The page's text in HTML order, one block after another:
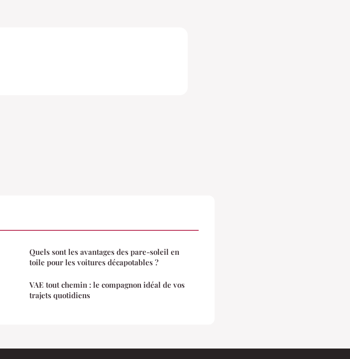
Quels sont les avantages des pare-soleil en
toile pour les voitures décapotables ?
VAE tout chemin : le compagnon idéal de vos
trajets quotidiens